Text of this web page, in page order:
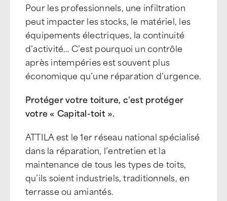
Pour les professionnels, une infiltration
peut impacter les stocks, le matériel, les
équipements électriques, la continuité
d’activité… C’est pourquoi un contrôle
après intempéries est souvent plus
économique qu’une réparation d’urgence.
Protéger votre toiture, c’est protéger
votre « Capital-toit ».
ATTILA est le 1er réseau national spécialisé
dans la réparation, l’entretien et la
maintenance de tous les types de toits,
qu’ils soient industriels, traditionnels, en
terrasse ou amiantés.